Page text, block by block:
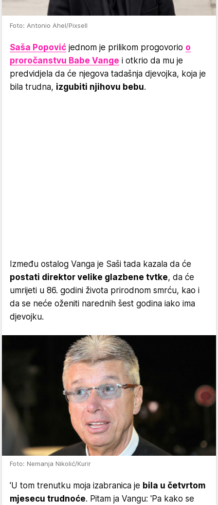
Foto: Antonio Ahel/Pixsell
Saša Popović jednom je prilikom progovorio o
proročanstvu Babe Vange i otkrio da mu je
predvidjela da će njegova tadašnja djevojka, koja je
bila trudna, izgubiti njihovu bebu.
Između ostalog Vanga je Saši tada kazala da će
postati direktor velike glazbene tvtke, da će
umrijeti u 86. godini života prirodnom smrću, kao i
da se neće oženiti narednih šest godina iako ima
djevojku.
Foto: Nemanja Nikolić/Kurir
'U tom trenutku moja izabranica je bila u četvrtom
mjesecu trudnoće. Pitam ja Vangu: 'Pa kako se